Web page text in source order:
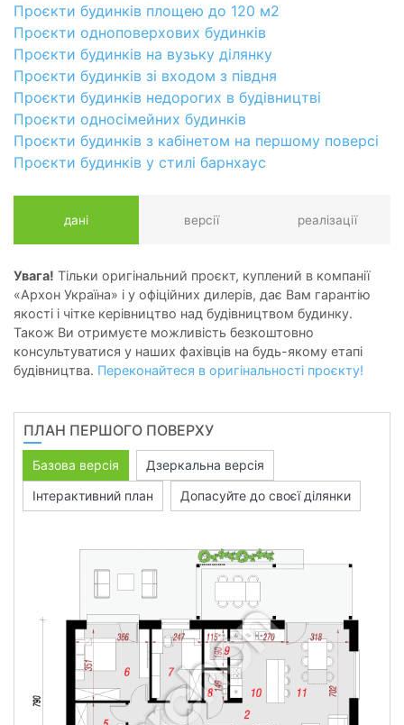
Проєкти будинків площею до 120 м2
Проєкти одноповерхових будинків
Проєкти будинків на вузьку ділянку
Проєкти будинків зі входом з півдня
Проєкти будинків недорогих в будівництві
Проєкти односімейних будинків
Проєкти будинків з кабінетом на першому поверсі
Проєкти будинків у стилі барнхаус
дані версії реалізації
Увага! Тільки оригінальний проєкт, куплений в компанії
«Архон Україна» і у офіційних дилерів, дає Вам гарантію
якості і чітке керівництво над будівництвом будинку.
Також Ви отримуєте можливість безкоштовно
консультуватися у наших фахівців на будь-якому етапі
будівництва. Переконайтеся в оригінальності проєкту!
ПЛАН ПЕРШОГО ПОВЕРХУ
Базова версія
Дзеркальна версія
Інтерактивний план
Допасуйте до своєї ділянки